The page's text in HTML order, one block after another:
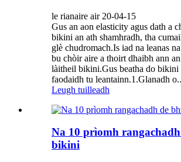
le rianaire air 20-04-15
Gus an aon elasticity agus dath a
bikini an ath shamhradh, tha
glè chudromach.Is iad na leanas
bu chòir aire a thoirt dhaibh ann
làitheil bikini.Gus beatha do bikini
faodaidh tu leantainn.1.Glanadh
Leugh tuilleadh
Na 10 prìomh
bikini